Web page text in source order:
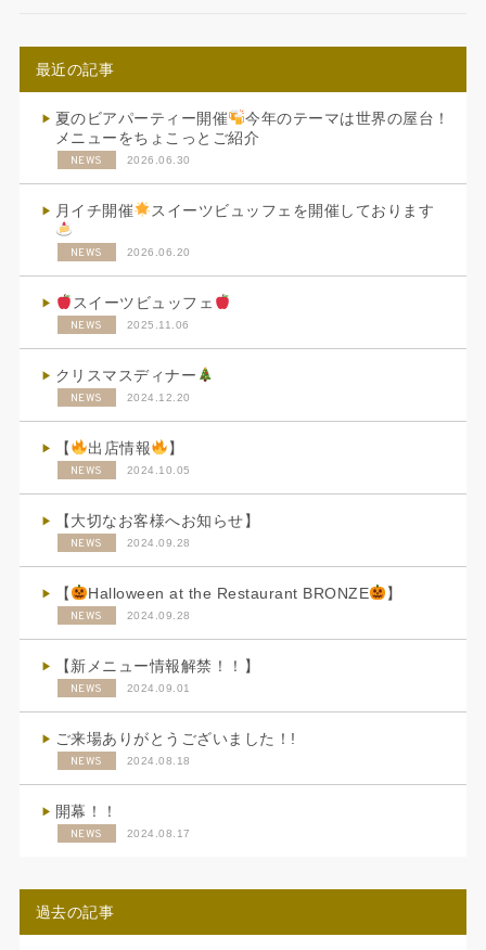
最近の記事
夏のビアパーティー開催
今年のテーマは世界の屋台！
メニューをちょこっとご紹介
NEWS 2026.06.30
月イチ開催 スイーツビュッフェを開催しております
NEWS 2026.06.20
スイーツビュッフェ
NEWS 2025.11.06
クリスマスディナー
NEWS 2024.12.20
【 出店情報 】
NEWS 2024.10.05
【大切なお客様へお知らせ】
NEWS 2024.09.28
【 Halloween at the Restaurant BRONZE 】
NEWS 2024.09.28
【新メニュー情報解禁！！】
NEWS 2024.09.01
ご来場ありがとうございました！!
NEWS 2024.08.18
開幕！！
NEWS 2024.08.17
過去の記事